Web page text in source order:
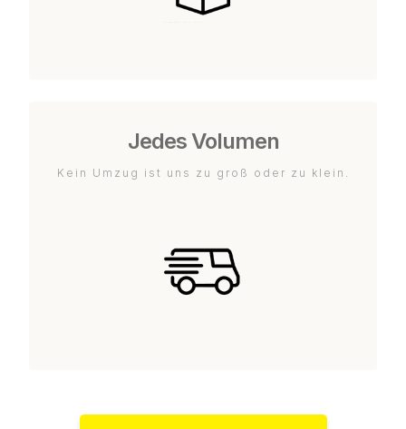
Jedes Volumen
Kein Umzug ist uns zu groß oder zu klein.